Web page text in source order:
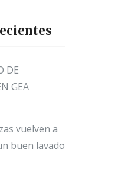
DE
GEA
vuelven a
buen lavado